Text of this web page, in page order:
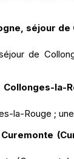
séjour de
de
la-
la-Rouge ;